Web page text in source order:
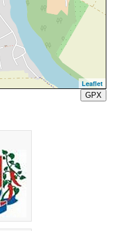
Leaflet
GPX